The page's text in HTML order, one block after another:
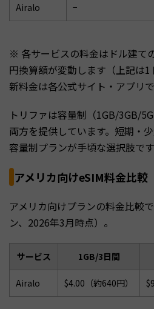
Airalo −
※ 各サービスの料金はドル建て
円換算額が変動します（上記は
新料金は各公式サイト・アプリ
トリファは容量制（1GB/3GB/
両方を提供しています。短期・
容量制プランが手頃な選択肢です
アメリカ向けeSIM料金比較
アメリカ向けプランの料金比較
ン、2026年3月時点）。
サービス 1GB/3日間
Airalo $4.00（約640円）